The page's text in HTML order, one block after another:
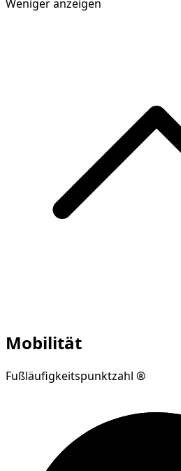
Weniger anzeigen
Mobilität
Fußläufigkeitspunktzahl ®